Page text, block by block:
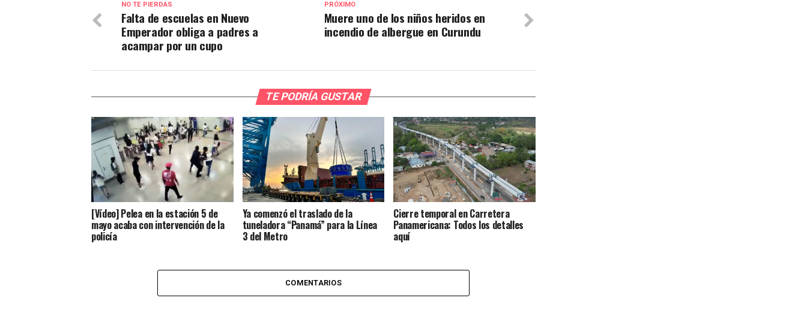
PRÓXIMO
Muere uno de los niños heridos en
incendio de albergue en Curundu
NO TE PIERDAS
Falta de escuelas en Nuevo
Emperador obliga a padres a
acampar por un cupo
TE PODRÍA GUSTAR
[Vídeo] Pelea en la estación 5 de
mayo acaba con intervención de la
policía
Ya comenzó el traslado de la
tuneladora “Panamá” para la Línea
3 del Metro
Cierre temporal en Carretera
Panamericana: Todos los detalles
aquí
COMENTARIOS